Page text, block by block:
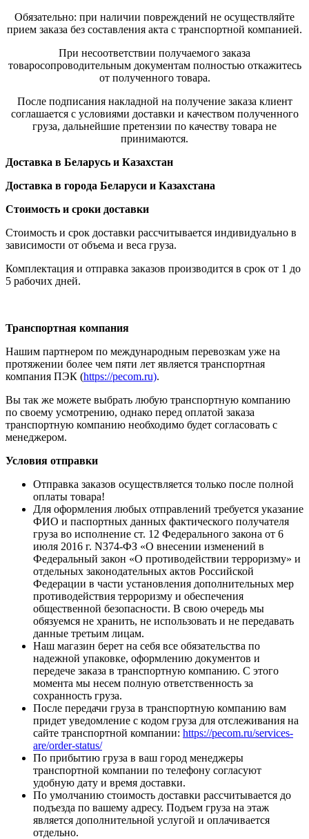
Обязательно: при наличии повреждений не осуществляйте
прием заказа без составления акта с транспортной компанией.
При несоответствии получаемого заказа
товаросопроводительным документам полностью откажитесь
от полученного товара.
После подписания накладной на получение заказа клиент
соглашается с условиями доставки и качеством полученного
груза, дальнейшие претензии по качеству товара не
принимаются.
Доставка в Беларусь и Казахстан
Доставка в города Беларуси и Казахстана
Стоимость и сроки доставки
Стоимость и срок доставки рассчитывается индивидуально в
зависимости от объема и веса груза.
Комплектация и отправка заказов производится в срок от 1 до
5 рабочих дней.
Транспортная компания
Нашим партнером по международным перевозкам уже на
протяжении более чем пяти лет является транспортная
компания ПЭК (https://pecom.ru).
Вы так же можете выбрать любую транспортную компанию
по своему усмотрению, однако перед оплатой заказа
транспортную компанию необходимо будет согласовать с
менеджером.
Условия отправки
Отправка заказов осуществляется только после полной
оплаты товара!
Для оформления любых отправлений требуется указание
ФИО и паспортных данных фактического получателя
груза во исполнение ст. 12 Федерального закона от 6
июля 2016 г. N374-ФЗ «О внесении изменений в
Федеральный закон «О противодействии терроризму» и
отдельных законодательных актов Российской
Федерации в части установления дополнительных мер
противодействия терроризму и обеспечения
общественной безопасности. В свою очередь мы
обязуемся не хранить, не использовать и не передавать
данные третьим лицам.
Наш магазин берет на себя все обязательства по
надежной упаковке, оформлению документов и
передече заказа в транспортную компанию. С этого
момента мы несем полную ответственность за
сохранность груза.
После передачи груза в транспортную компанию вам
придет уведомление с кодом груза для отслеживания на
сайте транспортной компании: https://pecom.ru/services-
are/order-status/
По прибытию груза в ваш город менеджеры
транспортной компании по телефону согласуют
удобную дату и время доставки.
По умолчанию стоимость доставки рассчитывается до
подъезда по вашему адресу. Подъем груза на этаж
является дополнительной услугой и оплачивается
отдельно.